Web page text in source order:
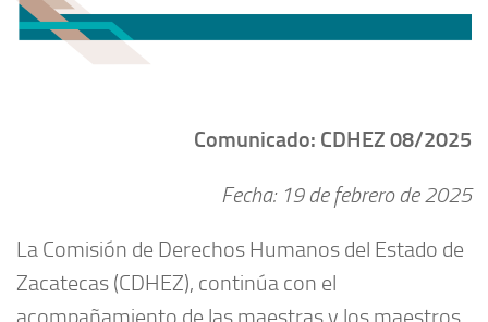
Comunicado: CDHEZ 08/2025
Fecha: 19 de febrero de 2025
La Comisión de Derechos Humanos del Estado de
Zacatecas (CDHEZ), continúa con el